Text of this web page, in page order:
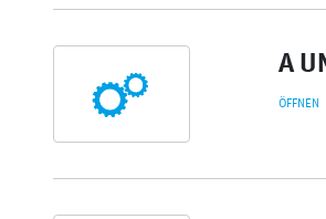
A
ÖFFNEN